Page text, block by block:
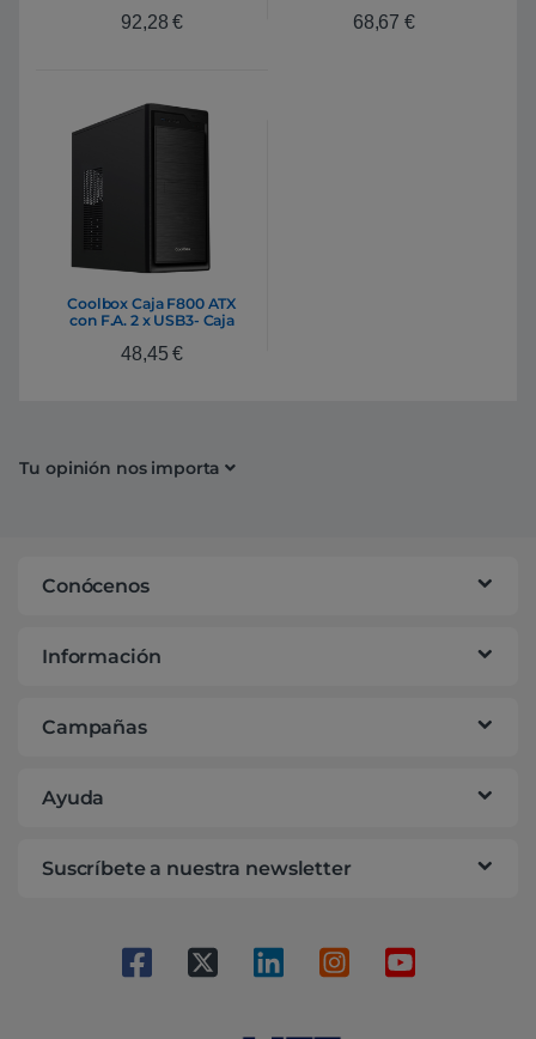
92,28€ 68,67 €
Coolbox Caja F800 ATX
con F.A. 2 x USB3- Caja
48,45€
Tu opinión nos importa
Conócenos
Información
Campañas
Ayuda
Suscríbete a nuestra newsletter